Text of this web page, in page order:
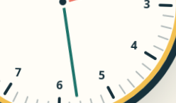
3
4
5
6
7